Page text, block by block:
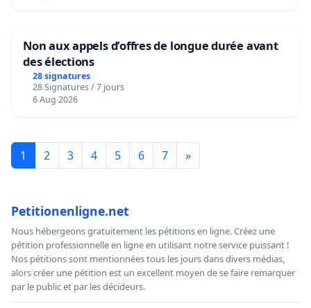
Non aux appels d’offres de longue durée avant
des élections
28 signatures
28 Signatures / 7 jours
6 Aug 2026
1 2 3 4 5 6 7 »
Petitionenligne.net
Nous hébergeons gratuitement les pétitions en ligne. Créez une
pétition professionnelle en ligne en utilisant notre service puissant !
Nos pétitions sont mentionnées tous les jours dans divers médias,
alors créer une pétition est un excellent moyen de se faire remarquer
par le public et par les décideurs.